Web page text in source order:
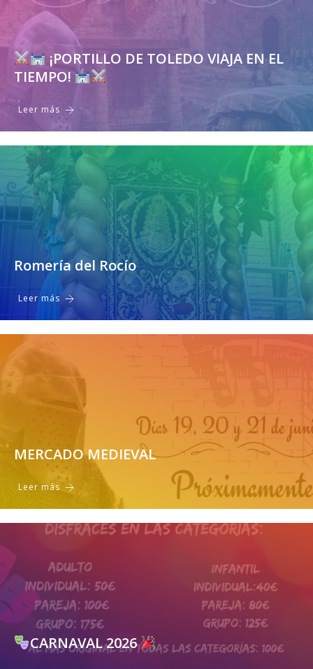
¡PORTILLO DE TOLEDO VIAJA EN EL
TIEMPO!
Leer más
Romería del Rocío
Leer más
MERCADO MEDIEVAL
Leer más
CARNAVAL 2026